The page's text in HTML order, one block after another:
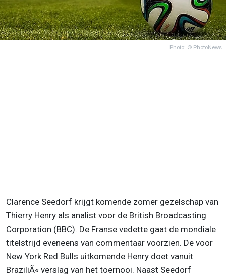
Photo: © PhotoNews
Clarence Seedorf krijgt komende zomer gezelschap van
Thierry Henry als analist voor de British Broadcasting
Corporation (BBC). De Franse vedette gaat de mondiale
titelstrijd eveneens van commentaar voorzien. De voor
New York Red Bulls uitkomende Henry doet vanuit
BraziliÃ« verslag van het toernooi. Naast Seedorf